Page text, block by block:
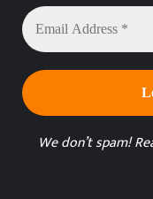
Email
Address
*
We don’t spam!